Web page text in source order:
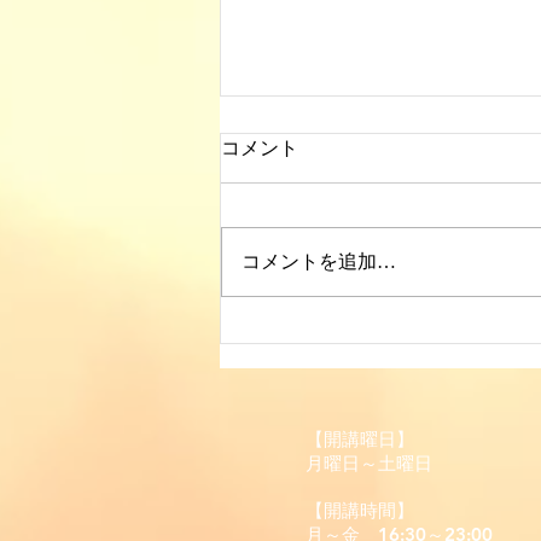
で準備期間2週間
コメント
コメントを追加…
【開講曜日】
月曜日～土曜日
【開講時間】
月～金 16:30～23:00